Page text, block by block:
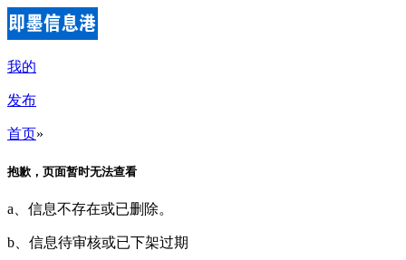
我的
发布
首页»
抱歉，页面暂时无法查看
a、信息不存在或已删除。
b、信息待审核或已下架过期